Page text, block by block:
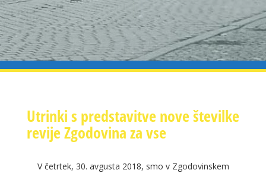
Utrinki s predstavitve nove številke
revije Zgodovina za vse
V četrtek, 30. avgusta 2018, smo v Zgodovinskem